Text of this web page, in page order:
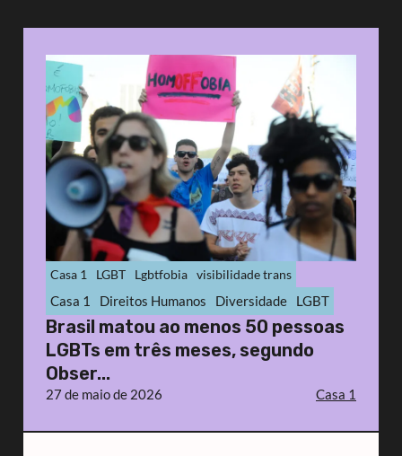
Casa 1 LGBT Lgbtfobia visibilidade trans
Casa 1 Direitos Humanos Diversidade LGBT
Brasil matou ao menos 50 pessoas
LGBTs em três meses, segundo
Obser...
27 de maio de 2026 Casa 1